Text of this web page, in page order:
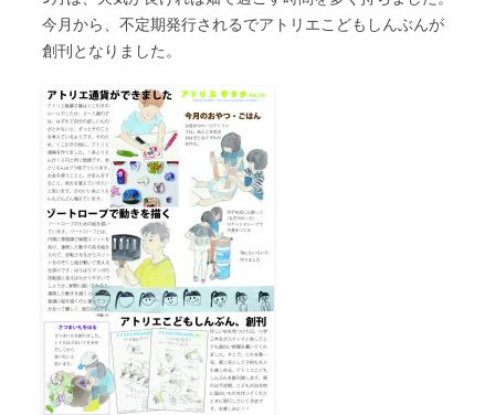
今月から、不定期発行されるでアトリエこどもしんぶんが
創刊となりました。